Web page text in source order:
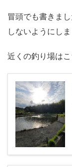
冒頭でも書きま
しないようにしま
近くの釣り場は